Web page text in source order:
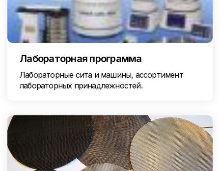
Лабораторная программа
Лабораторные сита и машины, ассортимент
лабораторных принадлежностей.